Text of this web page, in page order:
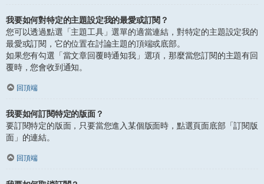
我要如何對特定的主題設定我的最愛或訂閱？
您可以透過點選「主題工具」選單的適當連結，對特定的主題設定我的
最愛或訂閱，它的位置在討論主題的頂端或底部。
如果您有勾選「當文章回覆時通知我」選項，那麼當您訂閱的主題有回
覆時，您會收到通知。
回頂端
我要如何訂閱特定的版面？
要訂閱特定的版面，只要當您進入某個版面時，點選頁面底部「訂閱版
面」的連結。
回頂端